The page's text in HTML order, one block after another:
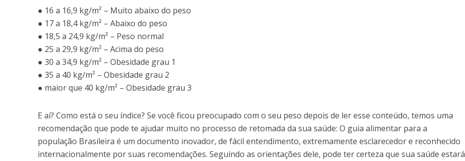
● 16 a 16,9 kg/m² – Muito abaixo do peso
● 17 a 18,4 kg/m² – Abaixo do peso
● 18,5 a 24,9 kg/m² – Peso normal
● 25 a 29,9 kg/m² – Acima do peso
● 30 a 34,9 kg/m² – Obesidade grau 1
● 35 a 40 kg/m² – Obesidade grau 2
● maior que 40 kg/m² – Obesidade grau 3
E aí? Como está o seu índice? Se você ficou preocupado com o seu peso depois de ler esse conteúdo, temos uma
recomendação que pode te ajudar muito no processo de retomada da sua saúde: O guia alimentar para a
população Brasileira é um documento inovador, de fácil entendimento, extremamente esclarecedor e reconhecido
internacionalmente por suas recomendações. Seguindo as orientações dele, pode ter certeza que sua saúde estará